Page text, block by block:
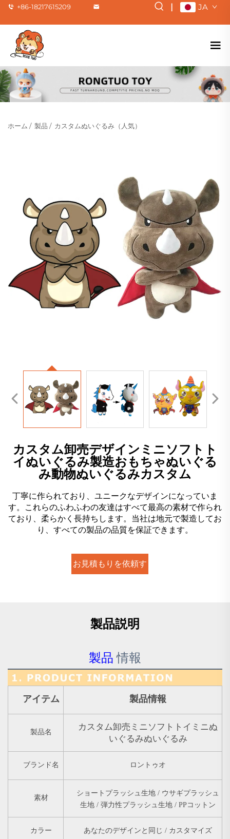
+86-18217615209 | JA
ホーム / 製品 / カスタムぬいぐるみ（人気）
カスタム卸売デザインミニソフトト
イぬいぐるみ製造おもちゃぬいぐる
み動物ぬいぐるみカスタム
丁寧に作られており、ユニークなデザインになっていま
す。これらのふわふわの友達はすべて最高の素材で作られ
ており、柔らかく長持ちします。当社は地元で製造してお
り、すべての製品の品質を保証できます。
お見積もりを依頼す
製品説明
製品情報
アイテム 製品情報
製品名
カスタム卸売ミニソフトトイミニぬ
いぐるみぬいぐるみ
ブランド名 ロントゥオ
素材
ショートプラッシュ生地 / ウサギプラッシュ
生地 / 弾力性プラッシュ生地 / PPコットン
カラー あなたのデザインと同じ / カスタマイズ